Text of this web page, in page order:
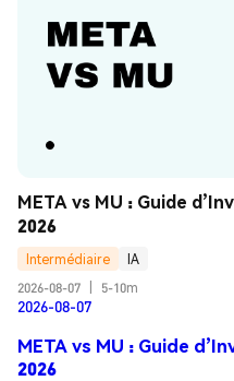
META vs MU : Guide
2026
Intermédiaire
IA
2026-08-07
5-10m
2026-08-07
META vs MU : Guide
2026